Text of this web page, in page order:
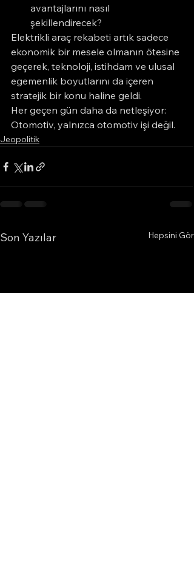
avantajlarını nasıl
şekillendirecek?
Elektrikli araç rekabeti artık sadece
ekonomik bir mesele olmanın ötesine
geçerek, teknoloji, istihdam ve ulusal
egemenlik boyutlarını da içeren
stratejik bir konu haline geldi.
Her geçen gün daha da netleşiyor:
Otomotiv, yalnızca otomotiv işi değil.
Jeopolitik
Son Yazılar Hepsini Gör